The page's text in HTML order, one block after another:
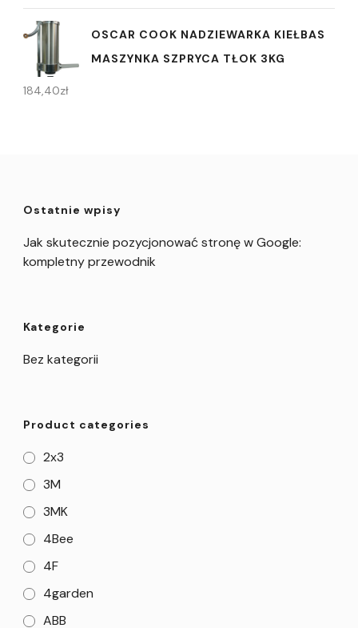
OSCAR COOK NADZIEWARKA KIEŁBAS
MASZYNKA SZPRYCA TŁOK 3KG
184,40zł
Ostatnie wpisy
Jak skutecznie pozycjonować stronę w Google:
kompletny przewodnik
Kategorie
Bez kategorii
Product categories
2x3
3M
3MK
4Bee
4F
4garden
ABB